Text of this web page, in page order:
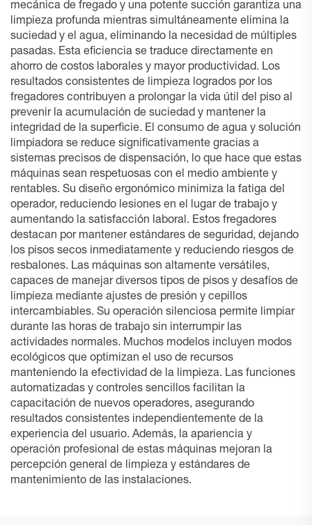
mecánica de fregado y una potente succión garantiza una
limpieza profunda mientras simultáneamente elimina la
suciedad y el agua, eliminando la necesidad de múltiples
pasadas. Esta eficiencia se traduce directamente en
ahorro de costos laborales y mayor productividad. Los
resultados consistentes de limpieza logrados por los
fregadores contribuyen a prolongar la vida útil del piso al
prevenir la acumulación de suciedad y mantener la
integridad de la superficie. El consumo de agua y solución
limpiadora se reduce significativamente gracias a
sistemas precisos de dispensación, lo que hace que estas
máquinas sean respetuosas con el medio ambiente y
rentables. Su diseño ergonómico minimiza la fatiga del
operador, reduciendo lesiones en el lugar de trabajo y
aumentando la satisfacción laboral. Estos fregadores
destacan por mantener estándares de seguridad, dejando
los pisos secos inmediatamente y reduciendo riesgos de
resbalones. Las máquinas son altamente versátiles,
capaces de manejar diversos tipos de pisos y desafíos de
limpieza mediante ajustes de presión y cepillos
intercambiables. Su operación silenciosa permite limpiar
durante las horas de trabajo sin interrumpir las
actividades normales. Muchos modelos incluyen modos
ecológicos que optimizan el uso de recursos
manteniendo la efectividad de la limpieza. Las funciones
automatizadas y controles sencillos facilitan la
capacitación de nuevos operadores, asegurando
resultados consistentes independientemente de la
experiencia del usuario. Además, la apariencia y
operación profesional de estas máquinas mejoran la
percepción general de limpieza y estándares de
mantenimiento de las instalaciones.